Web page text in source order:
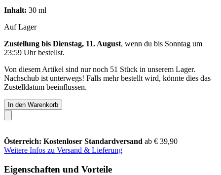
Inhalt: 30 ml
Auf Lager
Zustellung bis Dienstag, 11. August, wenn du bis Sonntag um
23:59 Uhrbestellst.
Von diesem Artikel sind nur noch 51 Stück in unserem Lager.
Nachschub ist unterwegs! Falls mehr bestellt wird, könnte dies das
Zustelldatum beeinflussen.
In den Warenkorb
Österreich: Kostenloser Standardversand ab € 39,90
Weitere Infos zu Versand & Lieferung
Eigenschaften und Vorteile